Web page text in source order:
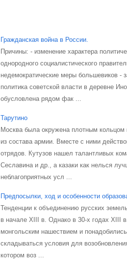
Гражданская война в России.
Причины: - изменение характера
однородного социалистического
недемократические меры большевиков -
политика советской власти в деревне
обусловлена рядом фак ...
Тарутино
Москва была окружена плотным кольцом
из состава армии. Вместе с ними
отрядов. Кутузов нашел талантливых
Сеславина и др., а казаки как нелься
неблагоприятных усл ...
Предпосылки, ход и особенности
Тенденции к объединению русских
в начале XIII в. Однако в 30-х годах XIII
монгольским нашествием и
складываться условия для
котором воз ...